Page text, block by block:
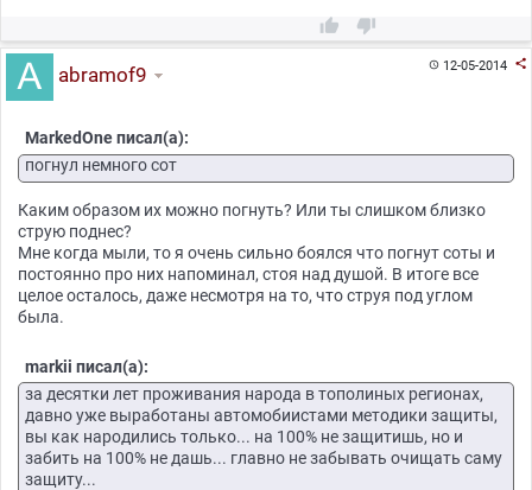
 
12-05-2014 
abramof9
MarkedOne писал(а):
погнул немного сот
Каким образом их можно погнуть? Или ты слишком близко
струю поднес?
Мне когда мыли, то я очень сильно боялся что погнут соты и
постоянно про них напоминал, стоя над душой. В итоге все
целое осталось, даже несмотря на то, что струя под углом
была.
markii писал(а):
за десятки лет проживания народа в тополиных регионах,
давно уже выработаны автомобиистами методики защиты,
вы как народились только... на 100% не защитишь, но и
забить на 100% не дашь... главно не забывать очищать саму
защиту...